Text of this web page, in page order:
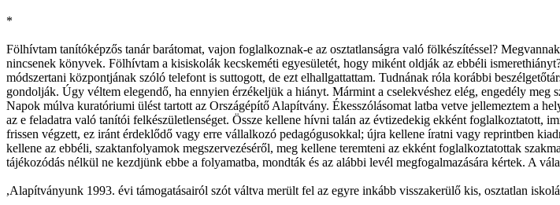
*
Fölhívtam tanítóképzős tanár barátomat, vajon foglalkoznak-e az osztatlanságra való fölkészítéssel?
nincsenek könyvek. Fölhívtam a kisiskolák kecskeméti egyesületét, hogy miként oldják az ebbéli
módszertani központjának szóló telefont is suttogott, de ezt elhallgattattam. Tudnának róla korábbi
gondolják. Úgy véltem elegendő, ha ennyien érzékeljük a hiányt. Mármint a cselekvéshez elég, engedély meg
Napok múlva kuratóriumi ülést tartott az Országépítő Alapítvány. Ékesszólásomat latba vetve jellemeztem a
az e feladatra való tanítói felkészületlenséget. Össze kellene hívni talán az évtizedekig ekként foglalkoztatott,
frissen végzett, ez iránt érdeklődő vagy erre vállalkozó pedagógusokkal; újra kellene íratni vagy reprintben
kellene az ebbéli, szaktanfolyamok megszervezéséről, meg kellene teremteni az ekként foglalkoztatottak
tájékozódás nélkül ne kezdjünk ebbe a folyamatba, mondták és az alábbi levél megfogalmazására kértek. A
,Alapítványunk 1993. évi támogatásairól szót váltva merült fel az egyre inkább visszakerülő kis, osztatlan